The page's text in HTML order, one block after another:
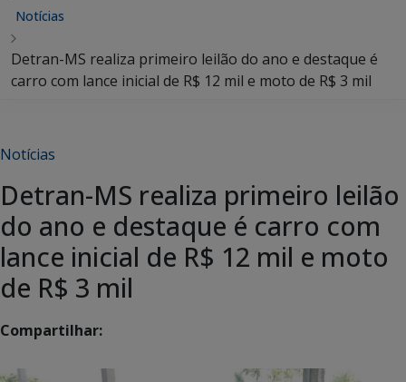
Notícias
Detran-MS realiza primeiro leilão do ano e destaque é
carro com lance inicial de R$ 12 mil e moto de R$ 3 mil
Notícias
Detran-MS realiza primeiro leilão
do ano e destaque é carro com
lance inicial de R$ 12 mil e moto
de R$ 3 mil
Compartilhar: